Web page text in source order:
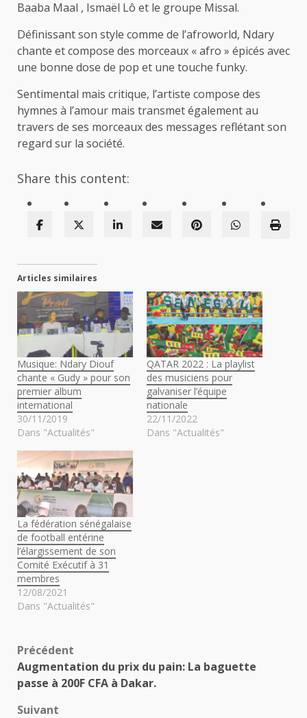
Baaba Maal , Ismaël Lô et le groupe Missal.
Définissant son style comme de l’afroworld, Ndary
chante et compose des morceaux « afro » épicés avec
une bonne dose de pop et une touche funky.
Sentimental mais critique, l’artiste compose des
hymnes à l’amour mais transmet également au
travers de ses morceaux des messages reflétant son
regard sur la société.
Share this content:
Articles similaires
Musique: Ndary Diouf
chante « Gudy » pour son
premier album
international
30/11/2019
Dans "Actualités"
QATAR 2022 : La playlist
des musiciens pour
galvaniser l’équipe
nationale
22/11/2022
Dans "Actualités"
La fédération sénégalaise
de football entérine
l’élargissement de son
Comité Exécutif à 31
membres
12/08/2021
Dans "Actualités"
Navigation
d’article
Précédent
Augmentation du prix du pain: La baguette
passe à 200F CFA à Dakar.
Suivant